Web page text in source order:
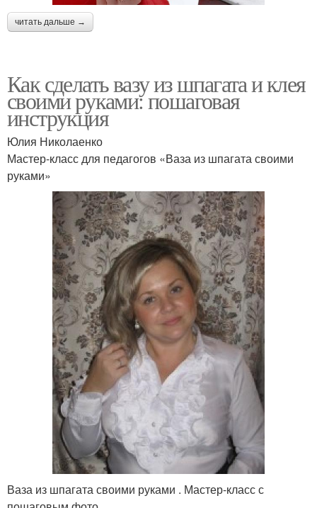
читать дальше →
Как сделать вазу из шпагата и клея
своими руками: пошаговая
инструкция
Юлия Николаенко
Мастер-класс для педагогов «Ваза из шпагата своими
руками»
Ваза из шпагата своими руками . Мастер-класс с